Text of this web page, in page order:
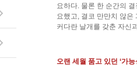
요하다. 물론 한 순간의
요했고, 결코 만만치 않은
커다란 날개를 갖춘 자신
오랜 세월 품고 있던 ‘가능